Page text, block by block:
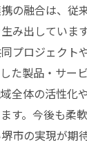
る地域連携の
福祉的就労の
的就労が支え
活かした安心
と地域連携が
の融合は、従
み出していま
プロジェクト
た製品・サー
全体の活性化
す。今後も柔
市の実現が期